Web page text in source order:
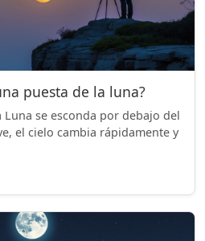
puesta de la luna?
se esconda por debajo del
el cielo cambia rápidamente y